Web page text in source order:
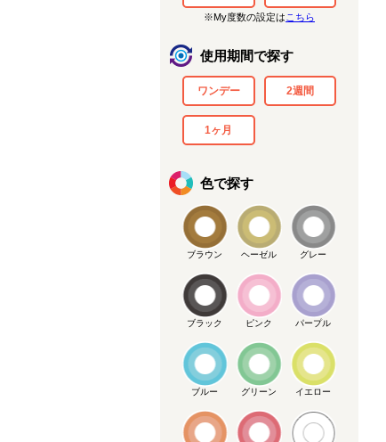
※My度数の設定は こちら
使用期間で探す
ワンデー 2週間
1ヶ月
色で探す
ブラウン ヘーゼル グレー
ブラック ピンク パープル
ブルー グリーン イエロー
メーカー提供画像